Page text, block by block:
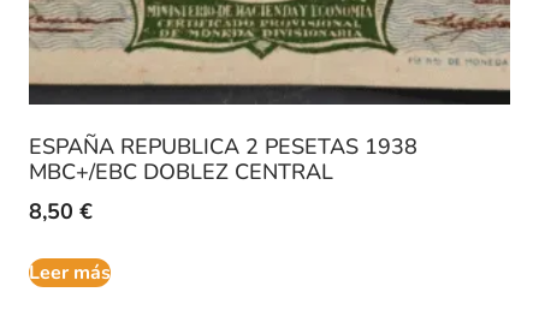
ESPAÑA REPUBLICA 2 PESETAS 1938
MBC+/EBC DOBLEZ CENTRAL
8,50 €
Leer más